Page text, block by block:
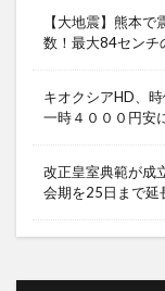
【大地震】熊本
数！最大84セン
キオクシアHD、
一時４０００円安
改正皇室典範が成
会期を25日まで